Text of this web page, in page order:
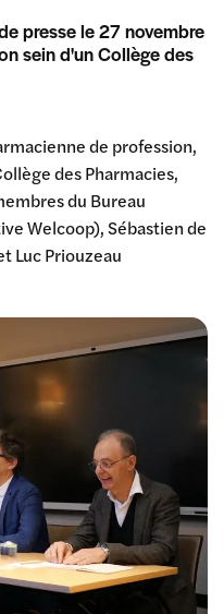
presse le 27 novembre
sein d'un Collège des
de profession,
des Pharmacies,
du Bureau
Welcoop), Sébastien de
Luc Priouzeau